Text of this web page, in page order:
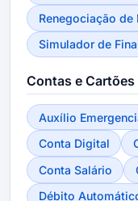
Renegociação de
Simulador de
Contas e Cartões
Auxílio
Conta Digital
Conta Salário
Débito